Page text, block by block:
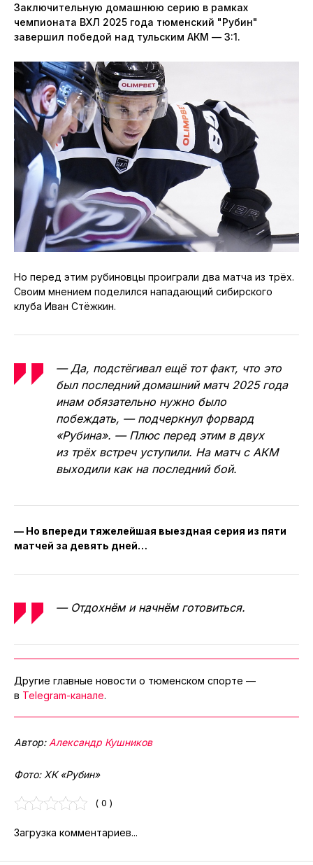
Заключительную домашнюю серию в рамках
чемпионата ВХЛ 2025 года тюменский "Рубин"
завершил победой над тульским АКМ — 3:1.
Но перед этим рубиновцы проиграли два матча из трёх.
Своим мнением поделился нападающий сибирского
клуба Иван Стёжкин.
— Да, подстёгивал ещё тот факт, что это
был последний домашний матч 2025 года
инам обязательно нужно было
побеждать, — подчеркнул форвард
«Рубина». — Плюс перед этим в двух
из трёх встреч уступили. На матч с АКМ
выходили как на последний бой.
— Но впереди тяжелейшая выездная серия из пяти
матчей за девять дней…
— Отдохнём и начнём готовиться.
Другие главные новости о тюменском спорте —
в Telegram-канале.
Автор: Александр Кушников
Фото: ХК «Рубин»
( 0 )
Загрузка комментариев...